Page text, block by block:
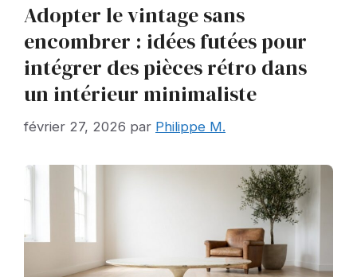
Adopter le vintage sans
encombrer : idées futées pour
intégrer des pièces rétro dans
un intérieur minimaliste
février 27, 2026 par Philippe M.